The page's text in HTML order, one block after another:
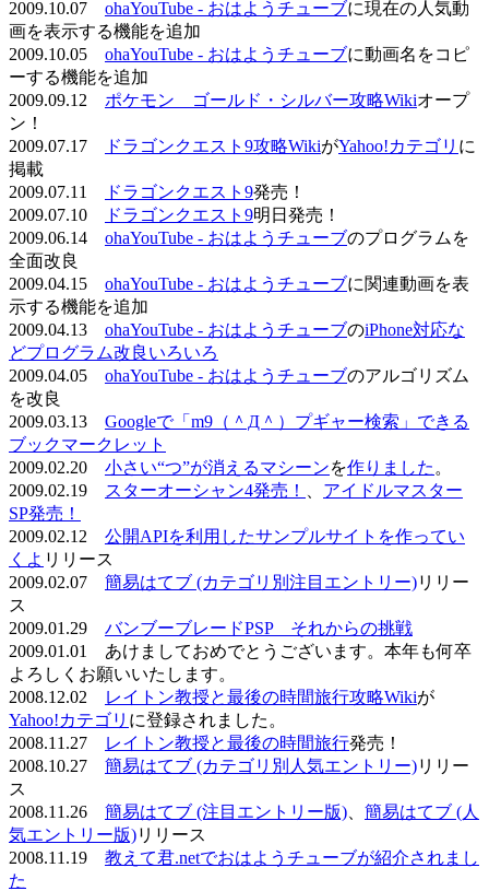
2009.10.07 ohaYouTube - おはようチューブに現在の人気動
画を表示する機能を追加
2009.10.05 ohaYouTube - おはようチューブに動画名をコピ
ーする機能を追加
2009.09.12 ポケモン ゴールド・シルバー攻略Wikiオープ
ン！
2009.07.17
ドラゴンクエスト9攻略WikiがYahoo!カテゴリ に
掲載
2009.07.11
ドラゴンクエスト9発売！
2009.07.10
ドラゴンクエスト9明日発売！
2009.06.14 ohaYouTube - おはようチューブのプログラムを
全面改良
2009.04.15 ohaYouTube - おはようチューブに関連動画を表
示する機能を追加
2009.04.13 ohaYouTube - おはようチューブのiPhone対応な
どプログラム改良いろいろ
2009.04.05 ohaYouTube - おはようチューブのアルゴリズム
を改良
2009.03.13 Googleで「m9（＾Д＾）プギャー検索」できる
ブックマークレット
2009.02.20 小さい“つ”が消えるマシーンを作りました 。
2009.02.19
スターオーシャン4発売！
アイドルマスター
SP発売！
2009.02.12 公開APIを利用したサンプルサイトを作ってい
くよ リリース
2009.02.07 簡易はてブ (カテゴリ別注目エントリー)リリー
ス
2009.01.29 バンブーブレードPSP それからの挑戦
2009.01.01 あけましておめでとうございます。本年も何卒
よろしくお願いいたします。
2008.12.02
レイトン教授と最後の時間旅行攻略Wikiが
Yahoo!カテゴリ に登録されました。
2008.11.27
レイトン教授と最後の時間旅行発売！
2008.10.27 簡易はてブ (カテゴリ別人気エントリー)リリー
ス
2008.11.26 簡易はてブ (注目エントリー版)
簡易はてブ (人
気エントリー版)リリース
2008.11.19 教えて君.netでおはようチューブが紹介されまし
た